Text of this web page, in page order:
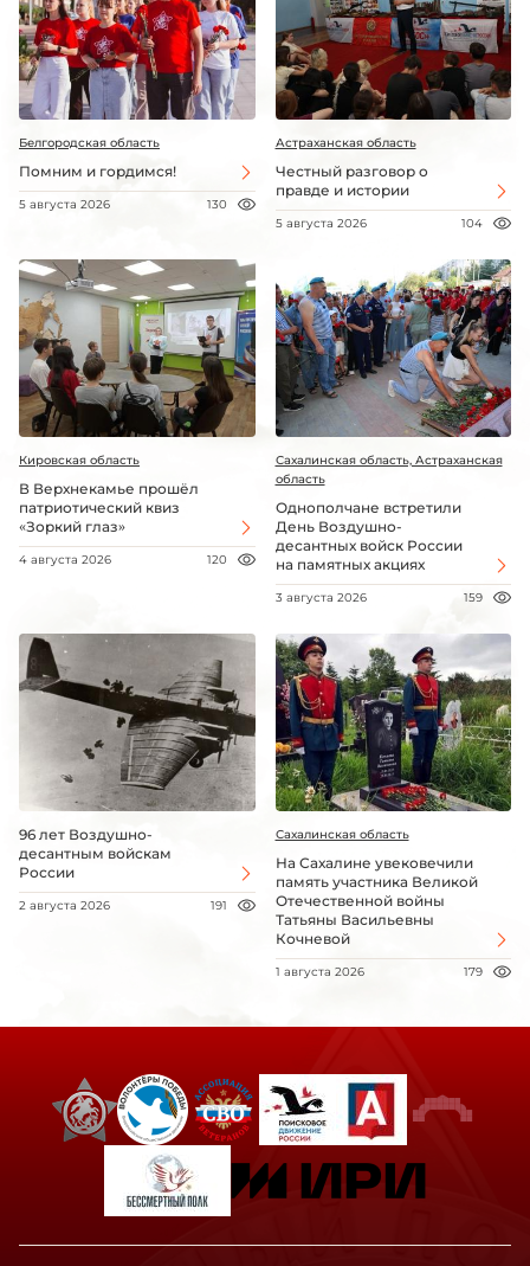
Белгородская область
Помним и гордимся!
5 августа 2026 130
Астраханская область
Честный разговор о
правде и истории
5 августа 2026 104
Кировская область
В Верхнекамье прошёл
патриотический квиз
«Зоркий глаз»
4 августа 2026 120
Сахалинская область, Астраханская
область
Однополчане встретили
День Воздушно-
десантных войск России
на памятных акциях
3 августа 2026 159
96 лет Воздушно-
десантным войскам
России
2 августа 2026 191
Сахалинская область
На Сахалине увековечили
память участника Великой
Отечественной войны
Татьяны Васильевны
Кочневой
1 августа 2026 179